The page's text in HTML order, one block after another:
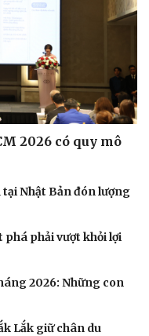
2026 có quy mô
Nhật Bản đón lượng
phá phải vượt khỏi lợi
2026: Những con
Lắk giữ chân du